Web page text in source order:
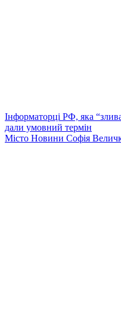
Інформаторці РФ, яка
дали умовний термін
Місто Новини Софія